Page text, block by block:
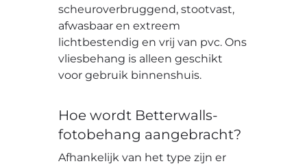
scheuroverbruggend, stootvast,
afwasbaar en extreem
lichtbestendig en vrij van pvc. Ons
vliesbehang is alleen geschikt
voor gebruik binnenshuis.
Hoe wordt Betterwalls-
fotobehang aangebracht?
Afhankelijk van het type zijn er